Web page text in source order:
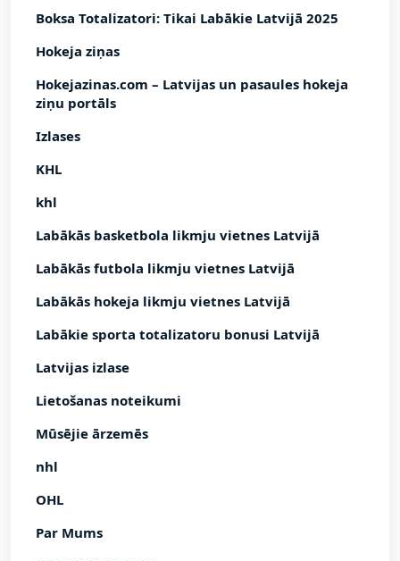
Boksa Totalizatori: Tikai Labākie Latvijā 2025
Hokeja ziņas
Hokejazinas.com – Latvijas un pasaules hokeja
ziņu portāls
Izlases
KHL
khl
Labākās basketbola likmju vietnes Latvijā
Labākās futbola likmju vietnes Latvijā
Labākās hokeja likmju vietnes Latvijā
Labākie sporta totalizatoru bonusi Latvijā
Latvijas izlase
Lietošanas noteikumi
Mūsējie ārzemēs
nhl
OHL
Par Mums